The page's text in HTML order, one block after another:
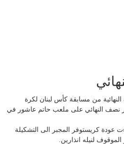
من مسابقة كأس لبنان لكرة
٤-٠ في اولى مباراتي الدور نصف النهائي على ملعب حاتم عاشور في
عودة كريستوفر المجبر الى التشكيلة
لنيله انذارين.